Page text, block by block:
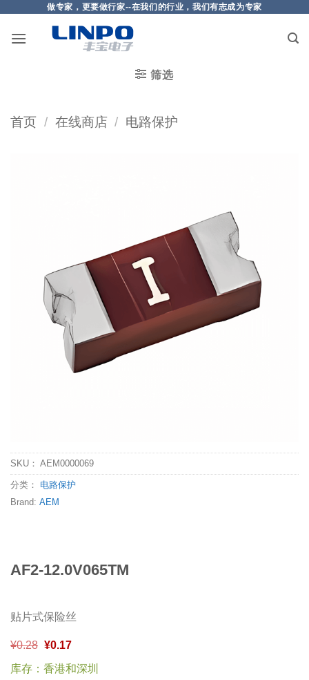
做专家，更要做行家--在我们的行业，我们有志成为专家
筛选
首页 / 在线商店 / 电路保护
SKU： AEM0000069
分类： 电路保护
Brand: AEM
AF2-12.0V065TM
贴片式保险丝
¥0.28 ¥0.17
库存：香港和深圳